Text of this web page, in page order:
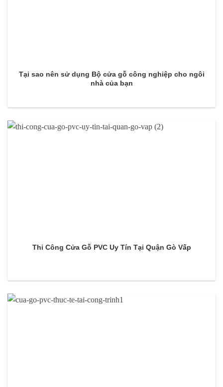
Tại sao nên sử dụng Bộ cửa gỗ công nghiệp cho ngôi
nhà của bạn
Thi Công Cửa Gỗ PVC Uy Tín Tại Quận Gò Vấp